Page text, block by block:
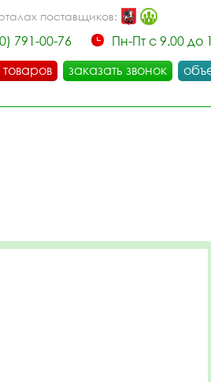
поставщиков:
791-00-76
Пн-Пт с 9.00 до
товаров
заказать звонок